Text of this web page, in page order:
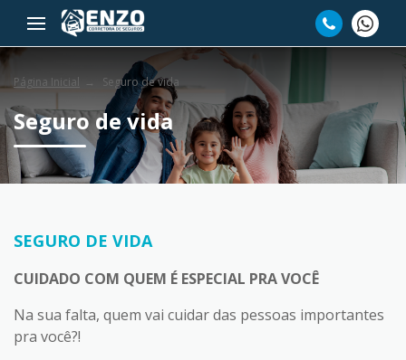
Página Inicial Seguro de vida
Seguro de vida
SEGURO DE VIDA
CUIDADO COM QUEM É ESPECIAL PRA VOCÊ
Na sua falta, quem vai cuidar das pessoas importantes
pra você?!